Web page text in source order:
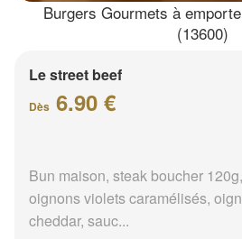
Burgers Gourmets à
(13600)
Le street beef
Dès 6.90 €
Bun maison, steak boucher
oignons violets caramélisés,
cheddar, sauc...